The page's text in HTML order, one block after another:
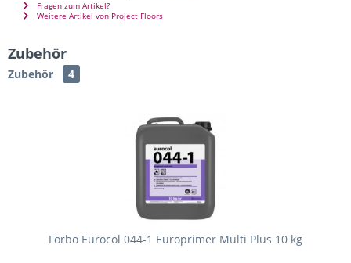
Fragen zum Artikel?
Weitere Artikel von Project Floors
Zubehör
Zubehör 4
Forbo Eurocol 044-1 Europrimer Multi Plus 10 kg